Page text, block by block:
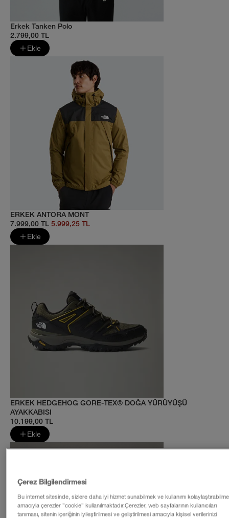
Erkek Tanken Polo
2.799,00 TL
Ekle
ERKEK ANTORA MONT
7.999,00 TL 5.999,25 TL
Ekle
ERKEK HEDGEHOG GORE-TEX® DOĞA YÜRÜYÜŞÜ
AYAKKABISI
10.199,00 TL
Ekle
Çerez Bilgilendirmesi
Bu internet sitesinde, sizlere daha iyi hizmet sunabilmek ve kullanımı
amacıyla çerezler ”cookie” kullanılmaktadır.Çerezler, web sayfalarının kullanıcıları
tanıması, sitenin içeriğinin iyileştirilmesi ve geliştirilmesi amacıyla kişisel verilerinizi